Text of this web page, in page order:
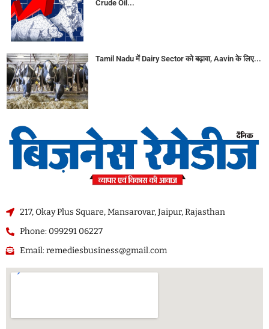
Crude Oil...
Tamil Nadu में Dairy Sector को बढ़ावा, Aavin के लिए...
217, Okay Plus Square, Mansarovar, Jaipur, Rajasthan
Phone: 099291 06227
Email: remediesbusiness@gmail.com